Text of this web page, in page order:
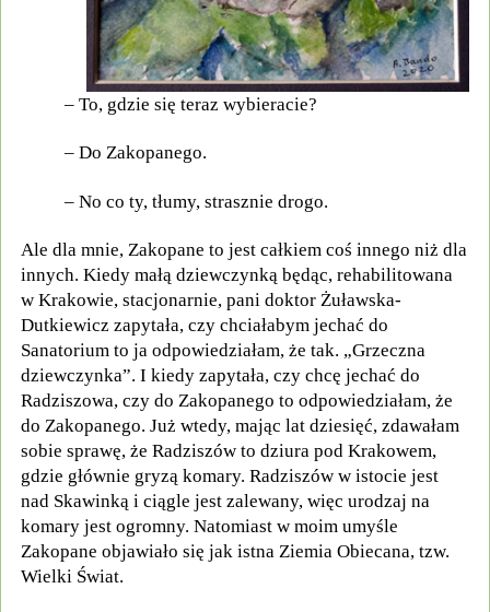
– To, gdzie się teraz wybieracie?
– Do Zakopanego.
– No co ty, tłumy, strasznie drogo.
Ale dla mnie, Zakopane to jest całkiem coś innego niż dla
innych. Kiedy małą dziewczynką będąc, rehabilitowana
w Krakowie, stacjonarnie, pani doktor Żuławska-
Dutkiewicz zapytała, czy chciałabym jechać do
Sanatorium to ja odpowiedziałam, że tak. „Grzeczna
dziewczynka”. I kiedy zapytała, czy chcę jechać do
Radziszowa, czy do Zakopanego to odpowiedziałam, że
do Zakopanego. Już wtedy, mając lat dziesięć, zdawałam
sobie sprawę, że Radziszów to dziura pod Krakowem,
gdzie głównie gryzą komary. Radziszów w istocie jest
nad Skawinką i ciągle jest zalewany, więc urodzaj na
komary jest ogromny. Natomiast w moim umyśle
Zakopane objawiało się jak istna Ziemia Obiecana, tzw.
Wielki Świat.